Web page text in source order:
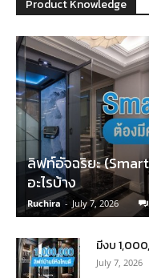
Product Knowledge
ลิฟท์อัจฉริยะ
อะไรบ้าง
Ruchira - July 7, 2026
มีงบ
July 7, 2026